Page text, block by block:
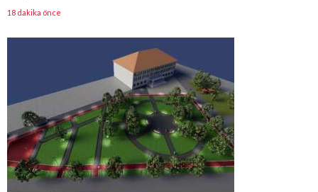
18 dakika önce